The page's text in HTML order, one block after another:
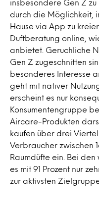
insbesondere Gen Z zu
durch die Möglichkeit,
Hause via App zu
Duftberatung online,
anbietet. Geruchliche
Gen Z zugeschnitten
besonderes Interesse
geht mit nativer
erscheint es nur
Konsumentengruppe
Aircare-Produkten
kaufen über drei
Verbraucher zwischen
Raumdüfte ein. Bei
es mit 91 Prozent nur
zur aktivsten